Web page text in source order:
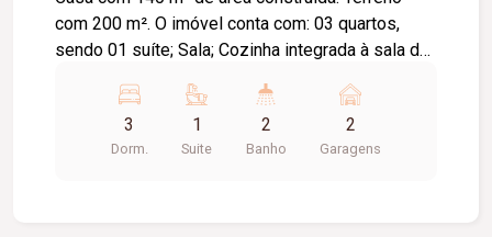
com 200 m². O imóvel conta com: 03 quartos,
sendo 01 suíte; Sala; Cozinha integrada à sala de
Lavanderia independente e coberta; Diferenciais:
Imóvel recém-reformado, em fase final de
acabamento; Varanda gourmet ampla, ideal para
3
Dorm.
1
Suite
2
Banho
2
Garagens